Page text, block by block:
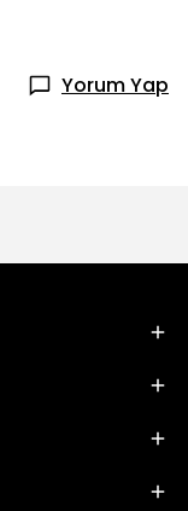
Yorum Yap